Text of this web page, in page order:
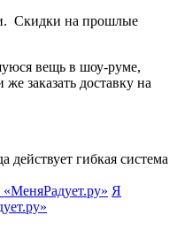
Скидки на прошлые
вещь в шоу-руме,
заказать доставку на
действует гибкая система
Я